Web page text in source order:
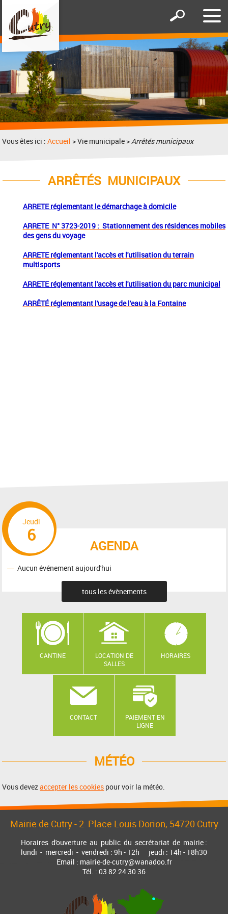
le
Afficher
formulaire
de
recherche
Vous êtes ici :Accueil > Vie municipale >Arrêtés municipaux
ARRÊTÉS MUNICIPAUX
ARRETE réglementant le démarchage à domicile
ARRETE N° 3723-2019 : Stationnement des résidences mobiles
des gens du voyage
ARRETE réglementant l'accès et l'utilisation du terrain
multisports
ARRETE réglementant l'accès et l'utilisation du parc municipal
ARRÊTÉ réglementant l'usage de l'eau à la Fontaine
AGENDA
Jeudi
6
Aucun événement aujourd'hui
tous les évènements
CANTINE
LOCATION DE
SALLES
HORAIRES
CONTACT
PAIEMENT EN
LIGNE
MÉTÉO
Vous devezaccepter les cookies pour voir la météo.
Mairie de Cutry - 2 Place Louis Dorion, 54720 Cutry
Horaires d'ouverture au public du secrétariat de mairie :
lundi - mercredi - vendredi : 9h - 12h jeudi : 14h - 18h30
Email : mairie-de-cutry@wanadoo.fr
Tél. : 03 82 24 30 36